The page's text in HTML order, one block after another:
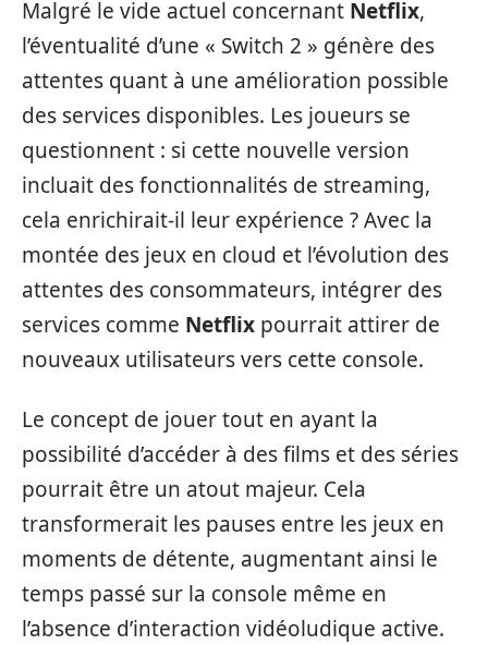
Malgré le vide actuel concernant Netflix,
l’éventualité d’une « Switch 2 » génère des
attentes quant à une amélioration possible
des services disponibles. Les joueurs se
questionnent : si cette nouvelle version
incluait des fonctionnalités de streaming,
cela enrichirait-il leur expérience ? Avec la
montée des jeux en cloud et l’évolution des
attentes des consommateurs, intégrer des
services comme Netflix pourrait attirer de
nouveaux utilisateurs vers cette console.
Le concept de jouer tout en ayant la
possibilité d’accéder à des films et des séries
pourrait être un atout majeur. Cela
transformerait les pauses entre les jeux en
moments de détente, augmentant ainsi le
temps passé sur la console même en
l’absence d’interaction vidéoludique active.